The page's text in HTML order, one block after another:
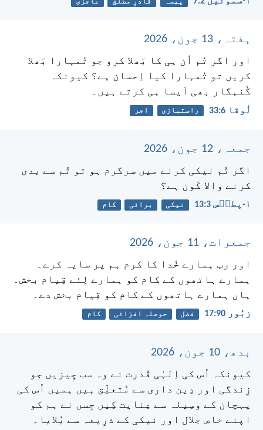
ہفتہ، 13 جون، 2026
اور اگر تُم اُن ہی کا بَھلا کرو جو تُمہارا بَھلا
کریں تو تُمہارا کیا اِحسان ہے؟ کیونکہ
گُنہگار بھی اَیسا ہی کرتے ہیں۔
لُوقا 6:‏33 راستبازی اجر
جمعہ، 12 جون، 2026
اگر تُم نیکی کرنے میں سرگرم ہو تو تُم سے بدی
کرنے والا کَون ہے؟
۱-پطرؔس 3:‏13 نیکی برائی کام
جمعرات، 11 جون، 2026
اور رب ہمارے خُدا کا کرم ہم پر سایہ کرے۔
ہمارے ہاتھوں کے کام کو ہمارے لِئے قِیام بخش۔
ہاں ہمارے ہاتھوں کے کام کو قِیام بخش دے۔
زبُور 90:‏17 فضل حوصلہ افزائی کام
بدھ، 10 جون، 2026
کیونکہ اُس کی اِلہٰی قُدرت نے وہ سب چِیزیں جو
زِندگی اور دِین داری سے مُتعلِّق ہیں ہمیں اُس کی
پہچان کے وسِیلہ سے عِنایت کِیں جِسں نے ہم کو
اپنے خاص جلال اور نیکی کے ذرِیعہ سے بُلایا۔